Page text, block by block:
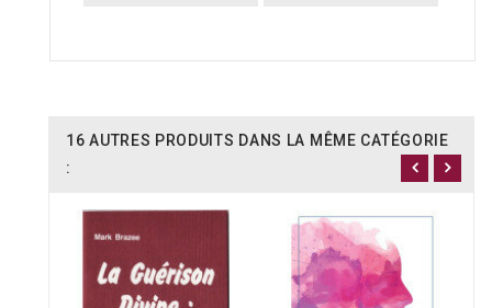
16 AUTRES PRODUITS DANS LA MÊME CATÉGORIE
: